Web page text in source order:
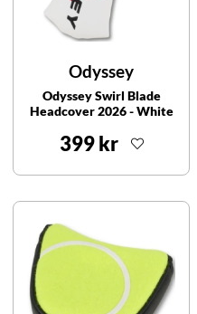
Odyssey
Odyssey Swirl Blade
Headcover 2026 - White
399 kr